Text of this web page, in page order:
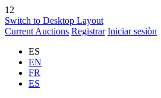
12
Switch to Desktop Layout
Current Auctions Registrar Iniciar sesiòn
ES
EN
FR
ES